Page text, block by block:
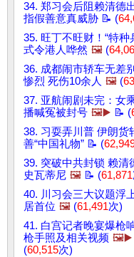
34. 郑习会后阻赖清德
指假善意真威胁 📝 (
35. 旺丁不旺财！“特种
式令港人哗然 🖼️ (
36. 成都闹市轿车无差
惨烈 死伤10余人 🖼️ (
37. 亚航闹剧未完：女
播喊冤被封号 🖼️▶️ 📝 (
38. 习耍弄川普 伊朗货
善“中国礼物” 📝 (
39. 突破中共封锁 赖清
史瓦蒂尼 🖼️ 📝 (61,871
40. 川习会三大议题浮
居首位 🖼️ (61,491次)
41. 白宫记者晚宴爆枪
枪手照及相关视频 🖼️▶️
(60,515次)